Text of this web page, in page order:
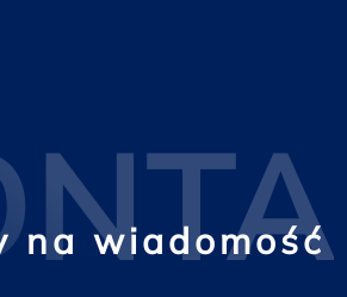
na wiadomość